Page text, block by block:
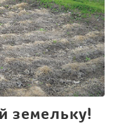
земельку!